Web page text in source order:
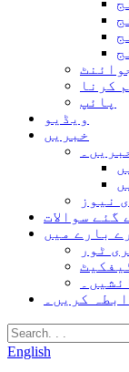
کرنا
پائپ
ویڈیو
خبریں
نیوز
گئے سوالات
بارے میں
ٹور
کریں۔
English